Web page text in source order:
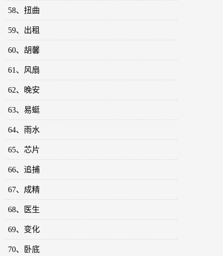
58、扭曲
59、出租
60、胡馨
61、风扇
62、晚安
63、易蜓
64、雨水
65、芯片
66、追捕
67、成精
68、医生
69、变化
70、卧底